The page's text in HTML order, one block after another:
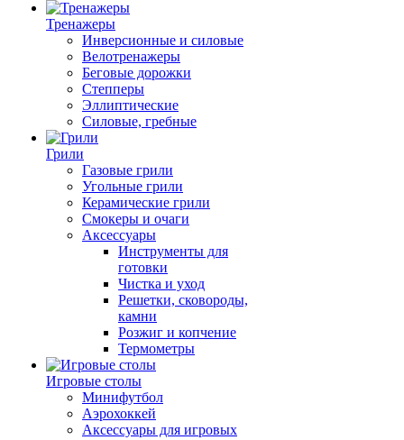
Тренажеры
Инверсионные и силовые
Велотренажеры
Беговые дорожки
Степперы
Эллиптические
Силовые, гребные
Грили
Газовые грили
Угольные грили
Керамические грили
Смокеры и очаги
Аксессуары
Инструменты для
готовки
Чистка и уход
Решетки, сковороды,
камни
Розжиг и копчение
Термометры
Игровые столы
Минифутбол
Аэрохоккей
Аксессуары для игровых